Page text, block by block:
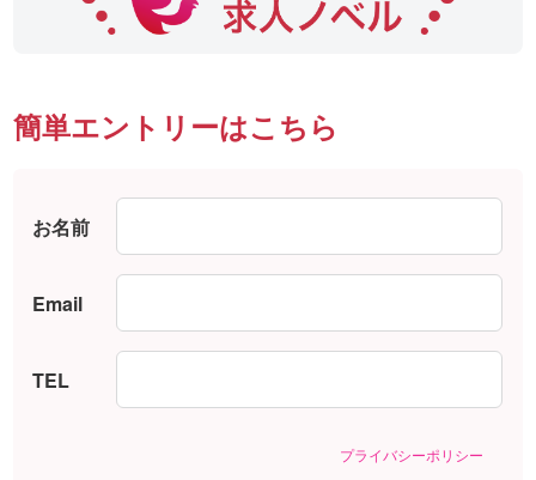
簡単エントリーはこちら
お名前
Email
TEL
プライバシーポリシー